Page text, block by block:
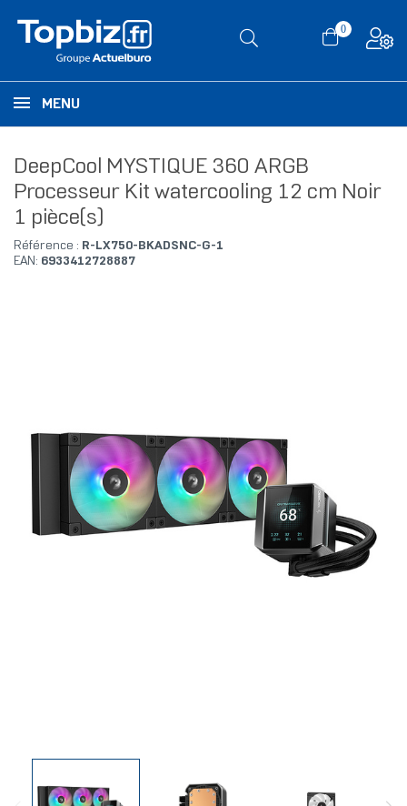
0
MENU
DeepCool MYSTIQUE 360 ARGB
Processeur Kit watercooling 12 cm Noir
1 pièce(s)
Référence : R-LX750-BKADSNC-G-1
EAN: 6933412728887